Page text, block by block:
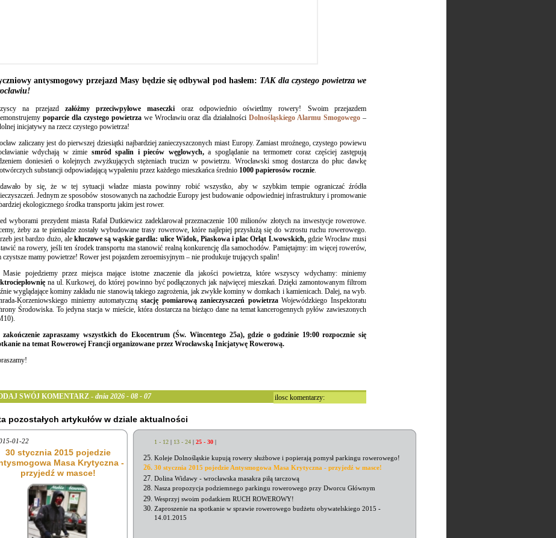
antysmogowy przejazd Masy będzie się odbywał pod hasłem: TAK dla czystego powietrza we
na przejazd załóżmy przeciwpyłowe maseczki oraz odpowiednio oświetlmy rowery! Swoim przejazdem
poparcie dla czystego powietrza we Wrocławiu oraz dla działalnościDolnośląskiego Alarmu Smogowego –
inicjatywy na rzecz czystego powietrza!
zaliczany jest do pierwszej dziesiątki najbardziej zanieczyszczonych miast Europy. Zamiast mroźnego, czystego powiewu
wdychają w zimie smród spalin i pieców węglowych,a spoglądanie na termometr coraz częściej zastępują
doniesień o kolejnych zwyżkujących stężeniach trucizn w powietrzu. Wrocławski smog dostarcza do płuc dawkę
substancji odpowiadającą wypaleniu przez każdego mieszkańca średnio 1000 papierosów rocznie.
by się, że w tej sytuacji władze miasta powinny robić wszystko, aby w szybkim tempie ograniczać źródła
Jednym ze sposobów stosowanych na zachodzie Europy jest budowanie odpowiedniej infrastruktury i promowanie
ekologicznego środka transportu jakim jest rower.
wyborami prezydent miasta Rafał Dutkiewicz zadeklarował przeznaczenie 100 milionów złotych na inwestycje rowerowe.
żeby za te pieniądze zostały wybudowane trasy rowerowe, które najlepiej przysłużą się do wzrostu ruchu rowerowego.
jest bardzo dużo, ale kluczowe są wąskie gardła: ulice Widok, Piaskowa i plac Orląt Lwowskich, gdzie Wrocław musi
na rowery, jeśli ten środek transportu ma stanowić realną konkurencję dla samochodów. Pamiętajmy: im więcej rowerów,
czystsze mamy powietrze! Rower jest pojazdem zeroemisyjnym – nie produkuje trujących spalin!
Masie pojedziemy przez miejsca mające istotne znaczenie dla jakości powietrza, które wszyscy wdychamy: miniemy
na ul. Kurkowej, do której powinno być podłączonych jak najwięcej mieszkań. Dzięki zamontowanym filtrom
wyglądające kominy zakładu nie stanowią takiego zagrożenia, jak zwykłe kominy w domkach i kamienicach. Dalej, na wyb.
Korzeniowskiego miniemy automatyczną stację pomiarową zanieczyszczeń powietrzaWojewódzkiego Inspektoratu
Środowiska. To jedyna stacja w mieście, która dostarcza na bieżąco dane na temat kancerogennych pyłów zawieszonych
zakończenie zapraszamy wszystkich do Ekocentrum (Św. Wincentego 25a), gdzie o godzinie 19:00 rozpocznie się
na temat Rowerowej Francji organizowane przez Wrocławską Inicjatywę Rowerową.
ilosc komentarzy:
SWÓJ KOMENTARZ - dnia 2026 - 08 - 07
pozostałych artykułów w dziale aktualności
01-22
30 stycznia 2015 pojedzie
Masa Krytyczna -
przyjedź w masce!
1 - 12 | 13 - 24 | 25 - 30 |
Koleje Dolnośląskie kupują rowery służbowe i popierają pomysł parkingu rowerowego!
30 stycznia 2015 pojedzie Antysmogowa Masa Krytyczna - przyjedź w masce!
Dolina Widawy - wrocławska masakra piłą tarczową
Nasza propozycja podziemnego parkingu rowerowego przy Dworcu Głównym
Wesprzyj swoim podatkiem RUCH ROWEROWY!
Zaproszenie na spotkanie w sprawie rowerowego budżetu obywatelskiego 2015 -
14.01.2015